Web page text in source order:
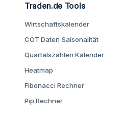
Traden.de Tools
Wirtschaftskalender
COT Daten Saisonalität
Quartalszahlen Kalender
Heatmap
Fibonacci Rechner
Pip Rechner